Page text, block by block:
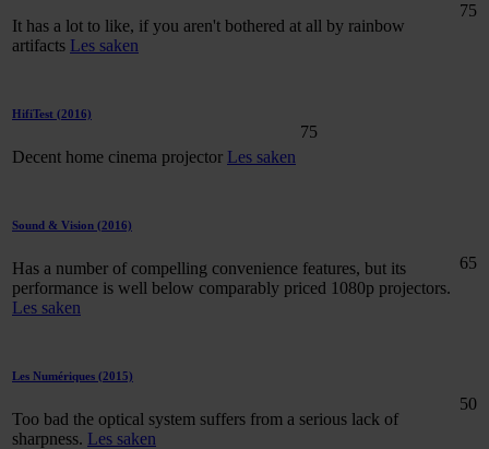
It has a lot to like, if you aren't bothered at all by rainbow
artifacts Les saken
75
HifiTest (2016)
Decent home cinema projector Les saken
75
Sound & Vision (2016)
Has a number of compelling convenience features, but its
performance is well below comparably priced 1080p projectors.
Les saken
65
Les Numériques (2015)
Too bad the optical system suffers from a serious lack of
sharpness. Les saken
50